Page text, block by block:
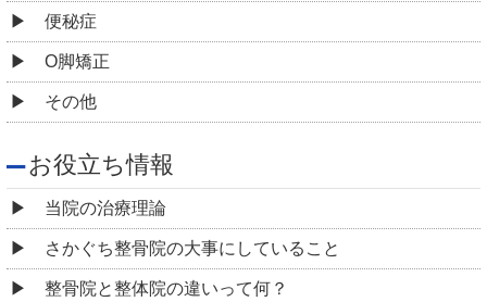
便秘症
O脚矯正
その他
お役立ち情報
当院の治療理論
さかぐち整骨院の大事にしていること
整骨院と整体院の違いって何？